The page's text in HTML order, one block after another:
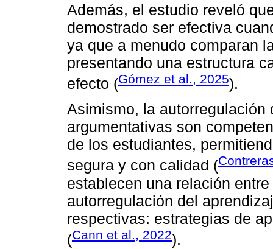
Además, el estudio reveló
demostrado ser efectiva
ya que a menudo comparan
presentando una estructura
efecto (Gómez et al., 2025).
Asimismo, la
argumentativas son
de los estudiantes,
segura y con calidad (
establecen una relación
autorregulación del
respectivas: estrategias de
(Cann et al., 2022).